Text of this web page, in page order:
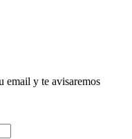
email y te avisaremos